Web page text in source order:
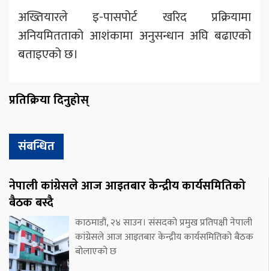
अख्तियारले इ-पासपोर्ट खरिद प्रक्रियामा
अनियमितताको आशंकामा अनुसन्धान अघि बढाएको
बताइएको छ।
प्रतिक्रिया दिनुहोस्
संबन्धित
नेपाली कांग्रेसले आज आइतबार केन्द्रीय कार्यसमितिको
बैठक बस्दै
काठमाडौं, २४ साउन। संसदको प्रमुख प्रतिपक्षी नेपाली
कांग्रेसले आज आइतबार केन्द्रीय कार्यसमितिको बैठक
बोलाएको छ